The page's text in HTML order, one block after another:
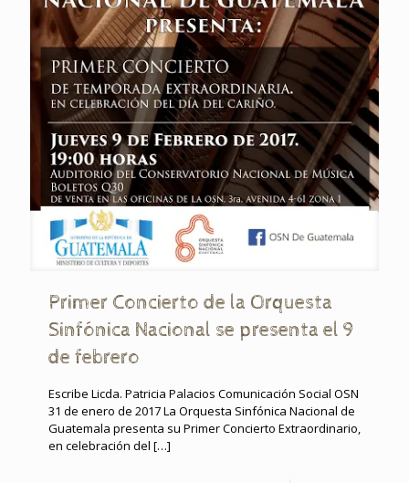
Primer Concierto de la Orquesta
Sinfónica Nacional se presenta el 9
de febrero
Escribe Licda. Patricia Palacios Comunicación Social OSN
31 de enero de 2017 La Orquesta Sinfónica Nacional de
Guatemala presenta su Primer Concierto Extraordinario,
en celebración del […]